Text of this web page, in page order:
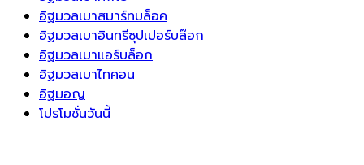
อิฐมวลเบาสมาร์ทบล็อค
อิฐมวลเบาอินทรีซุปเปอร์บล๊อก
อิฐมวลเบาแอร์บล็อก
อิฐมวลเบาไทคอน
อิฐมอญ
โปรโมชั่นวันนี้